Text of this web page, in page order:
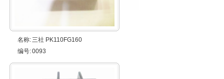
名称:三社 PK110FG160
编号:0093